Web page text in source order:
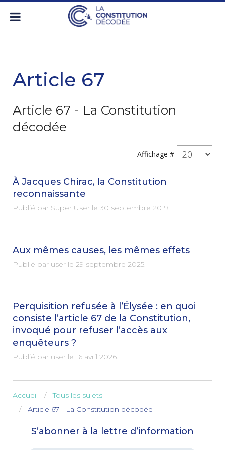
Article 67
Article 67 - La Constitution
décodée
Affichage #
À Jacques Chirac, la Constitution
reconnaissante
Publié par Super User le 30 septembre 2019.
Aux mêmes causes, les mêmes effets
Publié par user le 29 septembre 2025.
Perquisition refusée à l’Élysée : en quoi
consiste l’article 67 de la Constitution,
invoqué pour refuser l’accès aux
enquêteurs ?
Publié par user le 16 avril 2026.
Accueil
Tous les sujets
Article 67 - La Constitution décodée
S’abonner à la lettre d’information